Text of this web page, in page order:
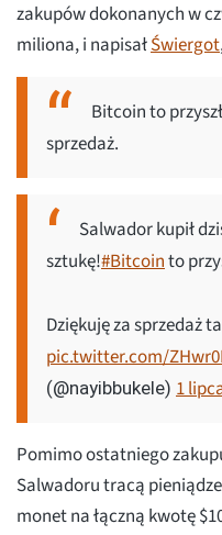
zakupów dokonanych w
miliona, i napisałŚwiergot
Bitcoin to
sprzedaż.
Salwador kupił
sztukę!#Bitcointo
Dziękuję za sprzedaż
pic.twitter.com/
(@nayibbukele) 1
Pomimo ostatniego
Salwadoru tracą
monet na łączną kwotę